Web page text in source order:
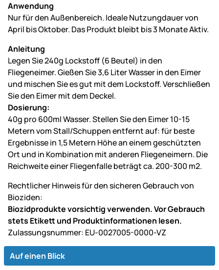
Anwendung
Nur für den Außenbereich. Ideale Nutzungdauer von
April bis Oktober. Das Produkt bleibt bis 3 Monate Aktiv.
Anleitung
Legen Sie 240g Lockstoff (6 Beutel) in den
Fliegeneimer. Gießen Sie 3,6 Liter Wasser in den Eimer
und mischen Sie es gut mit dem Lockstoff. Verschließen
Sie den Eimer mit dem Deckel.
Dosierung:
40g pro 600ml Wasser. Stellen Sie den Eimer 10-15
Metern vom Stall/Schuppen entfernt auf: für beste
Ergebnisse in 1,5 Metern Höhe an einem geschützten
Ort und in Kombination mit anderen Fliegeneimern. Die
Reichweite einer Fliegenfalle beträgt ca. 200-300 m2.
Rechtlicher Hinweis für den sicheren Gebrauch von
Bioziden:
Biozidprodukte vorsichtig verwenden. Vor Gebrauch
stets Etikett und Produktinformationen lesen.
Zulassungsnummer: EU-0027005-0000-VZ
Auf einen Blick